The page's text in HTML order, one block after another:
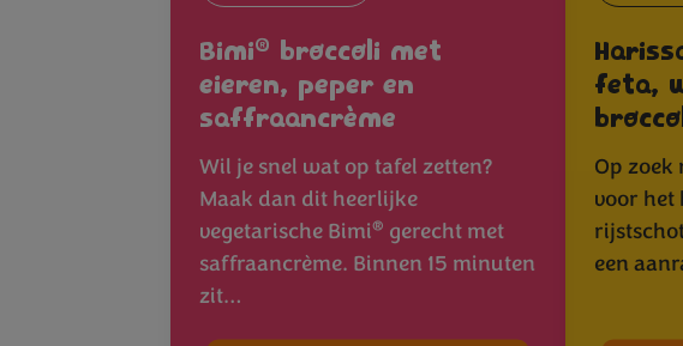
Bimi® broccoli met
eieren, peper en
saffraancrème
Wil je snel wat op tafel zetten?
Maak dan dit heerlijke
vegetarische Bimi® gerecht met
saffraancrème. Binnen 15 minuten
zit…
feta,
Op zoek
voor het
een